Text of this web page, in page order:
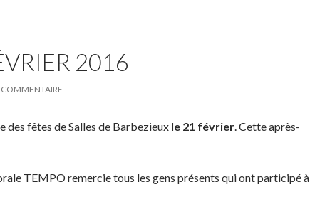
2016
COMMENTAIRE
des fêtes de Salles de Barbezieux le 21 février. Cette après-
TEMPO remercie tous les gens présents qui ont participé à